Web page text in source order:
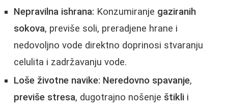
Nepravilna ishrana: Konzumiranje gaziranih
sokova, previše soli, preradjene hrane i
nedovoljno vode direktno doprinosi stvaranju
celulita i zadržavanju vode.
Loše životne navike: Neredovno spavanje,
previše stresa, dugotrajno nošenje štikli i